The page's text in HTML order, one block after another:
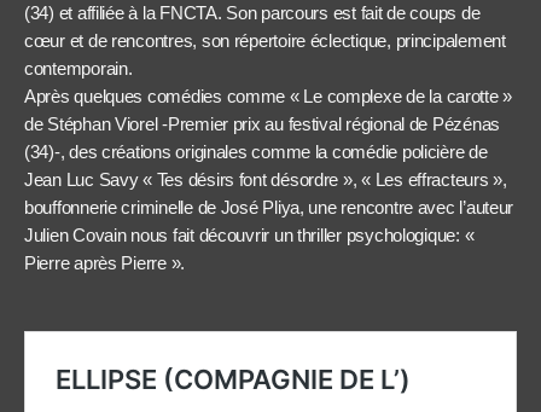
(34) et affiliée à la FNCTA. Son parcours est fait de coups de
cœur et de rencontres, son répertoire éclectique, principalement
contemporain.
Après quelques comédies comme « Le complexe de la carotte »
de Stéphan Viorel -Premier prix au festival régional de Pézénas
(34)-, des créations originales comme la comédie policière de
Jean Luc Savy « Tes désirs font désordre », « Les effracteurs »,
bouffonnerie criminelle de José Pliya, une rencontre avec l’auteur
Julien Covain nous fait découvrir un thriller psychologique: «
Pierre après Pierre ».